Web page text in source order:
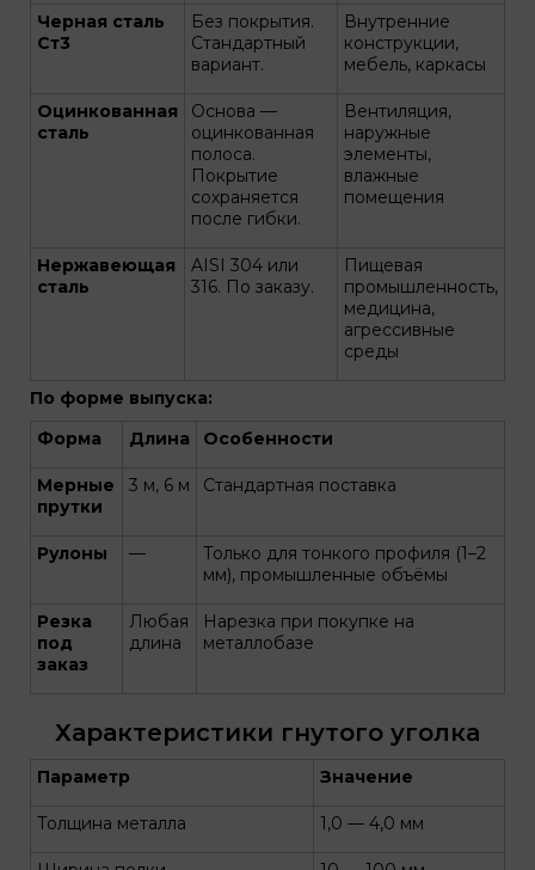
Черная сталь
Ст3
Без покрытия.
Стандартный
вариант.
Внутренние
конструкции,
мебель, каркасы
Оцинкованная
сталь
Основа —
оцинкованная
полоса.
Покрытие
сохраняется
после гибки.
Вентиляция,
наружные
элементы,
влажные
помещения
Нержавеющая
сталь
AISI 304 или
316. По заказу.
Пищевая
промышленность,
медицина,
агрессивные
среды
По форме выпуска:
Форма
Длина Особенности
Мерные
прутки
3 м, 6 м Стандартная поставка
Рулоны —
Только для тонкого профиля (1–2
мм), промышленные объёмы
Резка
под
заказ
Любая
длина
Нарезка при покупке на
металлобазе
Характеристики гнутого уголка
Параметр Значение
Толщина металла 1,0 — 4,0 мм